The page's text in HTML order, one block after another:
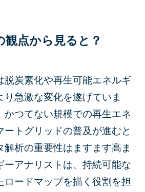
点から見ると？
脱炭素化や再生可能エネルギ
り急激な変化を遂げていま
かつてない規模での再生エネ
ートグリッドの普及が進むと
解析の重要性はますます高ま
ーアナリストは、持続可能な
ロードマップを描く役割を担